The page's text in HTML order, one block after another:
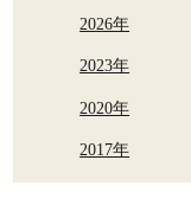
2026年
2023年
2020年
2017年